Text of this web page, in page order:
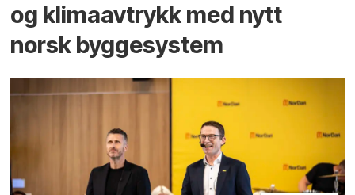
og klima­avtrykk med nytt
norsk bygge­system